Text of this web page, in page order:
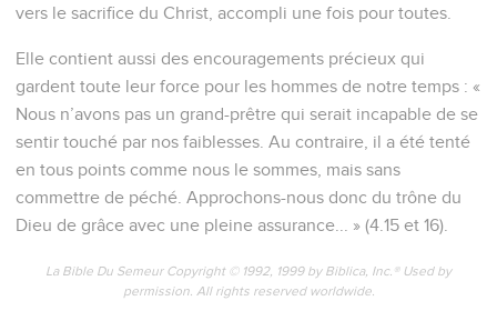
11
eux, ils périront, mais toi, tu demeures ; et ils vieilliront
12
et tu les plieras comme un vêtement, et ils seront
changés ; mais toi, tu es le même, et tes ans ne cesseront
point".
Et auquel des anges a-t-il jamais dit : "Assieds-toi à ma
pour servir en faveur de ceux qui vont hériter du salut ?